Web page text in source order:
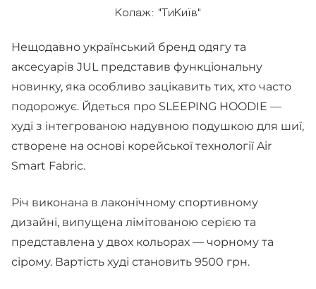
Колаж: "ТиКиїв"
Нещодавно український бренд одягу та
аксесуарів JUL представив функціональну
новинку, яка особливо зацікавить тих, хто часто
подорожує. Йдеться про SLEEPING HOODIE —
худі з інтегрованою надувною подушкою для шиї,
створене на основі корейської технології Air
Smart Fabric.
Річ виконана в лаконічному спортивному
дизайні, випущена лімітованою серією та
представлена у двох кольорах — чорному та
сірому. Вартість худі становить 9500 грн.